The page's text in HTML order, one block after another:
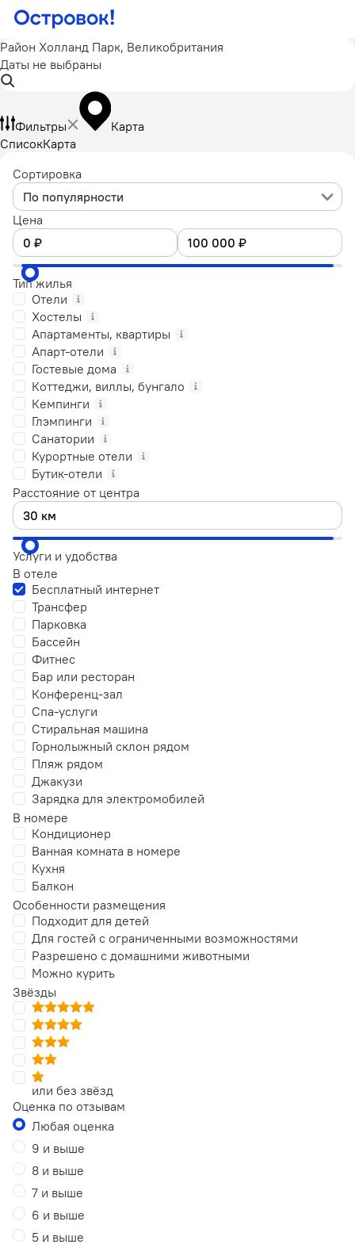
Район Холланд Парк, Великобритания
Даты не выбраны
Фильтры
Карта
СписокКарта
Сортировка
По популярности
Цена
Тип жилья
Отели
Хостелы
Апартаменты, квартиры
Апарт-отели
Гостевые дома
Коттеджи, виллы, бунгало
Кемпинги
Глэмпинги
Санатории
Курортные отели
Бутик-отели
Расстояние от центра
Услуги и удобства
В отеле
Бесплатный интернет
Трансфер
Парковка
Бассейн
Фитнес
Бар или ресторан
Конференц-зал
Спа-услуги
Стиральная машина
Горнолыжный склон рядом
Пляж рядом
Джакузи
Зарядка для электромобилей
В номере
Кондиционер
Ванная комната в номере
Кухня
Балкон
Особенности размещения
Подходит для детей
Для гостей с ограниченными возможностями
Разрешено с домашними животными
Можно курить
Звёзды
или без звёзд
Оценка по отзывам
Любая оценка
9 и выше
8 и выше
7 и выше
6 и выше
5 и выше